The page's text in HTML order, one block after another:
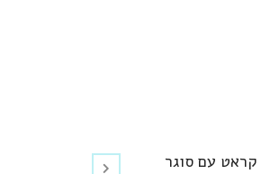
זהב 14 קראט עם סוגר